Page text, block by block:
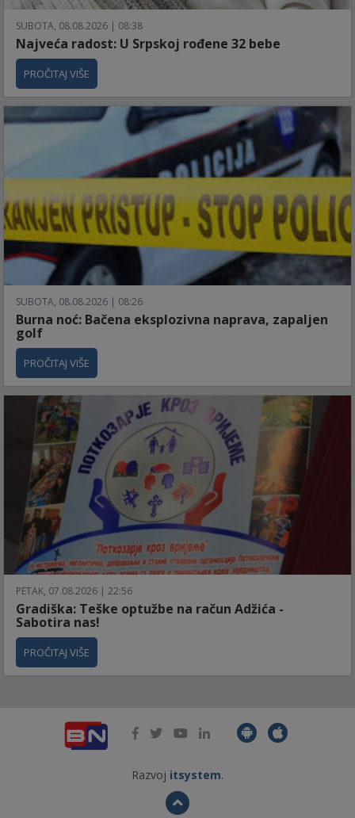
SUBOTA, 08.08.2026 | 08:38
Najveća radost: U Srpskoj rođene 32 bebe
PROČITAJ VIŠE
SUBOTA, 08.08.2026 | 08:26
Burna noć: Bačena eksplozivna naprava, zapaljen
golf
PROČITAJ VIŠE
PETAK, 07.08.2026 | 22:56
Gradiška: Teške optužbe na račun Adžića -
Sabotira nas!
PROČITAJ VIŠE
Razvoj itsystem.